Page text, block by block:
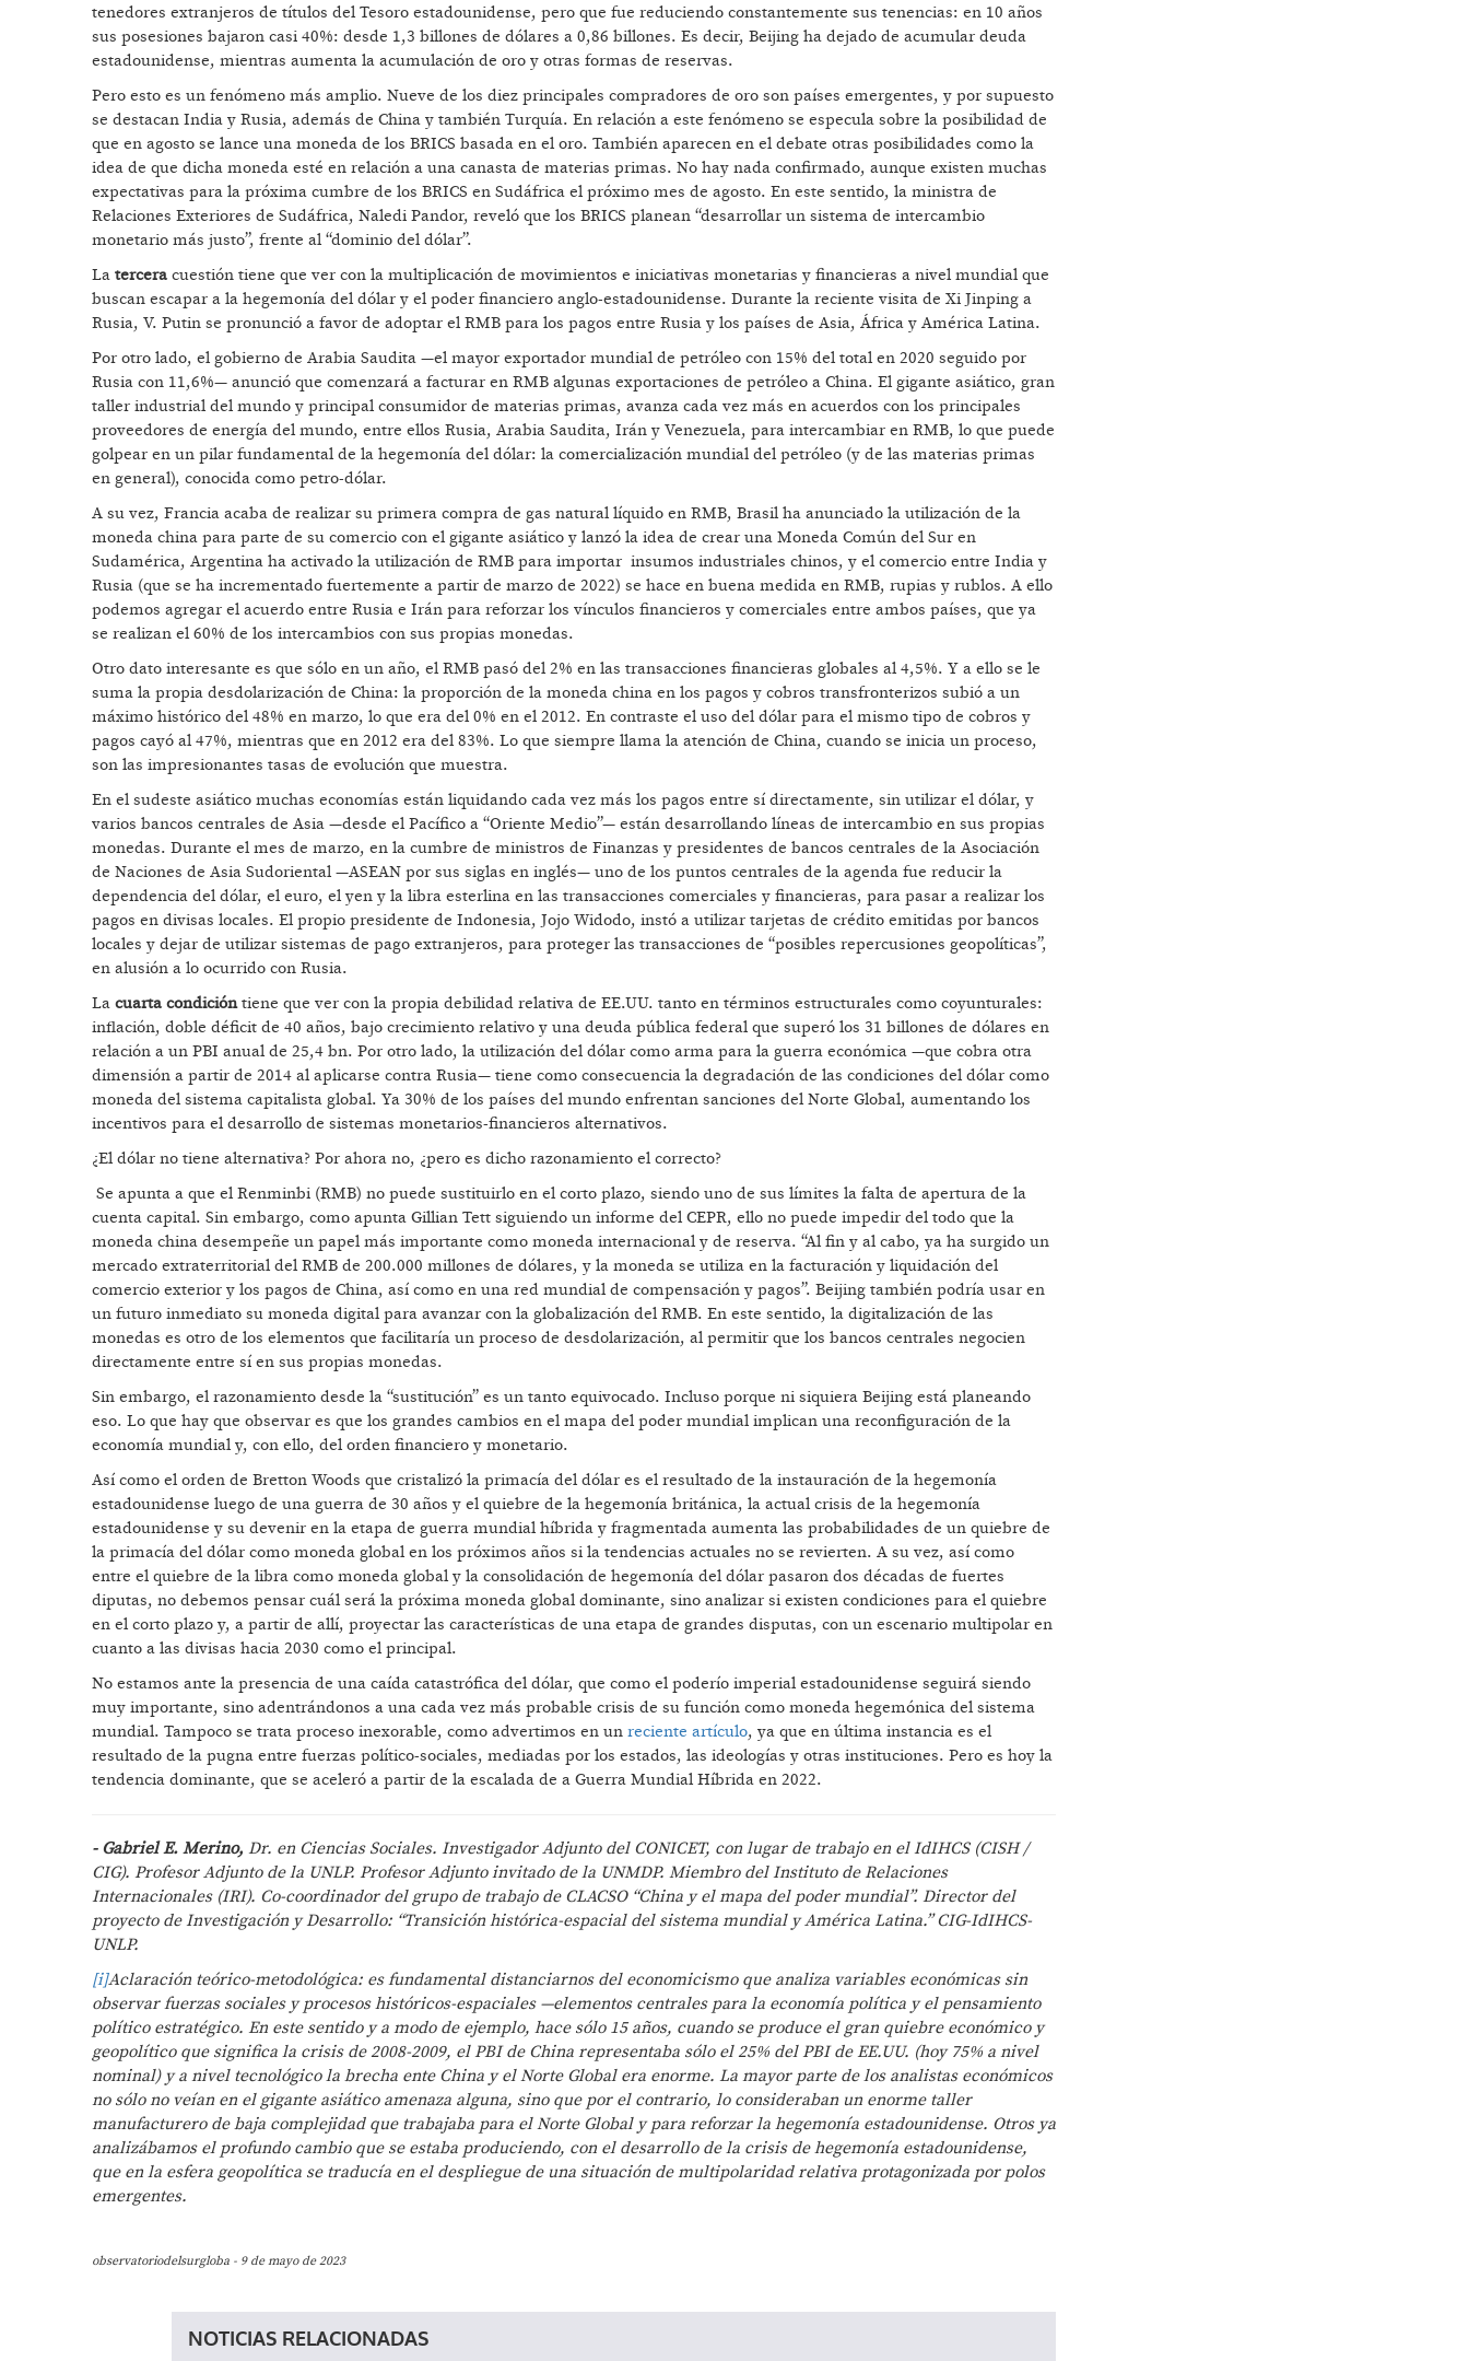
tenedores extranjeros de títulos del Tesoro estadounidense, pero que fue reduciendo constantemente sus tenencias: en 10 años
sus posesiones bajaron casi 40%: desde 1,3 billones de dólares a 0,86 billones. Es decir, Beijing ha dejado de acumular deuda
estadounidense, mientras aumenta la acumulación de oro y otras formas de reservas.
Pero esto es un fenómeno más amplio. Nueve de los diez principales compradores de oro son países emergentes, y por supuesto
se destacan India y Rusia, además de China y también Turquía. En relación a este fenómeno se especula sobre la posibilidad de
que en agosto se lance una moneda de los BRICS basada en el oro. También aparecen en el debate otras posibilidades como la
idea de que dicha moneda esté en relación a una canasta de materias primas. No hay nada confirmado, aunque existen muchas
expectativas para la próxima cumbre de los BRICS en Sudáfrica el próximo mes de agosto. En este sentido, la ministra de
Relaciones Exteriores de Sudáfrica, Naledi Pandor, reveló que los BRICS planean “desarrollar un sistema de intercambio
monetario más justo”, frente al “dominio del dólar”.
La tercera cuestión tiene que ver con la multiplicación de movimientos e iniciativas monetarias y financieras a nivel mundial que
buscan escapar a la hegemonía del dólar y el poder financiero anglo-estadounidense. Durante la reciente visita de Xi Jinping a
Rusia, V. Putin se pronunció a favor de adoptar el RMB para los pagos entre Rusia y los países de Asia, África y América Latina.
Por otro lado, el gobierno de Arabia Saudita —el mayor exportador mundial de petróleo con 15% del total en 2020 seguido por
Rusia con 11,6%— anunció que comenzará a facturar en RMB algunas exportaciones de petróleo a China. El gigante asiático, gran
taller industrial del mundo y principal consumidor de materias primas, avanza cada vez más en acuerdos con los principales
proveedores de energía del mundo, entre ellos Rusia, Arabia Saudita, Irán y Venezuela, para intercambiar en RMB, lo que puede
golpear en un pilar fundamental de la hegemonía del dólar: la comercialización mundial del petróleo (y de las materias primas
en general), conocida como petro-dólar.
A su vez, Francia acaba de realizar su primera compra de gas natural líquido en RMB, Brasil ha anunciado la utilización de la
moneda china para parte de su comercio con el gigante asiático y lanzó la idea de crear una Moneda Común del Sur en
Sudamérica, Argentina ha activado la utilización de RMB para importar insumos industriales chinos, y el comercio entre India y
Rusia (que se ha incrementado fuertemente a partir de marzo de 2022) se hace en buena medida en RMB, rupias y rublos. A ello
podemos agregar el acuerdo entre Rusia e Irán para reforzar los vínculos financieros y comerciales entre ambos países, que ya
se realizan el 60% de los intercambios con sus propias monedas.
Otro dato interesante es que sólo en un año, el RMB pasó del 2% en las transacciones financieras globales al 4,5%. Y a ello se le
suma la propia desdolarización de China: la proporción de la moneda china en los pagos y cobros transfronterizos subió a un
máximo histórico del 48% en marzo, lo que era del 0% en el 2012. En contraste el uso del dólar para el mismo tipo de cobros y
pagos cayó al 47%, mientras que en 2012 era del 83%. Lo que siempre llama la atención de China, cuando se inicia un proceso,
son las impresionantes tasas de evolución que muestra.
En el sudeste asiático muchas economías están liquidando cada vez más los pagos entre sí directamente, sin utilizar el dólar, y
varios bancos centrales de Asia —desde el Pacífico a “Oriente Medio”— están desarrollando líneas de intercambio en sus propias
monedas. Durante el mes de marzo, en la cumbre de ministros de Finanzas y presidentes de bancos centrales de la Asociación
de Naciones de Asia Sudoriental —ASEAN por sus siglas en inglés— uno de los puntos centrales de la agenda fue reducir la
dependencia del dólar, el euro, el yen y la libra esterlina en las transacciones comerciales y financieras, para pasar a realizar los
pagos en divisas locales. El propio presidente de Indonesia, Jojo Widodo, instó a utilizar tarjetas de crédito emitidas por bancos
locales y dejar de utilizar sistemas de pago extranjeros, para proteger las transacciones de “posibles repercusiones geopolíticas”,
en alusión a lo ocurrido con Rusia.
La cuarta condicióntiene que ver con la propia debilidad relativa de EE.UU. tanto en términos estructurales como coyunturales:
inflación, doble déficit de 40 años, bajo crecimiento relativo y una deuda pública federal que superó los 31 billones de dólares en
relación a un PBI anual de 25,4 bn. Por otro lado, la utilización del dólar como arma para la guerra económica —que cobra otra
dimensión a partir de 2014 al aplicarse contra Rusia— tiene como consecuencia la degradación de las condiciones del dólar como
moneda del sistema capitalista global. Ya 30% de los países del mundo enfrentan sanciones del Norte Global, aumentando los
incentivos para el desarrollo de sistemas monetarios-financieros alternativos.
¿El dólar no tiene alternativa? Por ahora no, ¿pero es dicho razonamiento el correcto?
Se apunta a que el Renminbi (RMB) no puede sustituirlo en el corto plazo, siendo uno de sus límites la falta de apertura de la
cuenta capital. Sin embargo, como apunta Gillian Tett siguiendo un informe del CEPR, ello no puede impedir del todo que la
moneda china desempeñe un papel más importante como moneda internacional y de reserva. “Al fin y al cabo, ya ha surgido un
mercado extraterritorial del RMB de 200.000 millones de dólares, y la moneda se utiliza en la facturación y liquidación del
comercio exterior y los pagos de China, así como en una red mundial de compensación y pagos”. Beijing también podría usar en
un futuro inmediato su moneda digital para avanzar con la globalización del RMB. En este sentido, la digitalización de las
monedas es otro de los elementos que facilitaría un proceso de desdolarización, al permitir que los bancos centrales negocien
directamente entre sí en sus propias monedas.
Sin embargo, el razonamiento desde la “sustitución” es un tanto equivocado. Incluso porque ni siquiera Beijing está planeando
eso. Lo que hay que observar es que los grandes cambios en el mapa del poder mundial implican una reconfiguración de la
economía mundial y, con ello, del orden financiero y monetario.
Así como el orden de Bretton Woods que cristalizó la primacía del dólar es el resultado de la instauración de la hegemonía
estadounidense luego de una guerra de 30 años y el quiebre de la hegemonía británica, la actual crisis de la hegemonía
estadounidense y su devenir en la etapa de guerra mundial híbrida y fragmentada aumenta las probabilidades de un quiebre de
la primacía del dólar como moneda global en los próximos años si la tendencias actuales no se revierten. A su vez, así como
entre el quiebre de la libra como moneda global y la consolidación de hegemonía del dólar pasaron dos décadas de fuertes
diputas, no debemos pensar cuál será la próxima moneda global dominante, sino analizar si existen condiciones para el quiebre
en el corto plazo y, a partir de allí, proyectar las características de una etapa de grandes disputas, con un escenario multipolar en
cuanto a las divisas hacia 2030 como el principal.
No estamos ante la presencia de una caída catastrófica del dólar, que como el poderío imperial estadounidense seguirá siendo
muy importante, sino adentrándonos a una cada vez más probable crisis de su función como moneda hegemónica del sistema
mundial. Tampoco se trata proceso inexorable, como advertimos en un reciente artículo, ya que en última instancia es el
resultado de la pugna entre fuerzas político-sociales, mediadas por los estados, las ideologías y otras instituciones. Pero es hoy la
tendencia dominante, que se aceleró a partir de la escalada de a Guerra Mundial Híbrida en 2022.
- Gabriel E. Merino, Dr. en Ciencias Sociales. Investigador Adjunto del CONICET, con lugar de trabajo en el IdIHCS (CISH /
CIG). Profesor Adjunto de la UNLP. Profesor Adjunto invitado de la UNMDP. Miembro del Instituto de Relaciones
Internacionales (IRI). Co-coordinador del grupo de trabajo de CLACSO “China y el mapa del poder mundial”. Director del
proyecto de Investigación y Desarrollo: “Transición histórica-espacial del sistema mundial y América Latina.” CIG-IdIHCS-
UNLP.
[i]Aclaración teórico-metodológica: es fundamental distanciarnos del economicismo que analiza variables económicas sin
observar fuerzas sociales y procesos históricos-espaciales —elementos centrales para la economía política y el pensamiento
político estratégico. En este sentido y a modo de ejemplo, hace sólo 15 años, cuando se produce el gran quiebre económico y
geopolítico que significa la crisis de 2008-2009, el PBI de China representaba sólo el 25% del PBI de EE.UU. (hoy 75% a nivel
nominal) y a nivel tecnológico la brecha ente China y el Norte Global era enorme. La mayor parte de los analistas económicos
no sólo no veían en el gigante asiático amenaza alguna, sino que por el contrario, lo consideraban un enorme taller
manufacturero de baja complejidad que trabajaba para el Norte Global y para reforzar la hegemonía estadounidense. Otros ya
analizábamos el profundo cambio que se estaba produciendo, con el desarrollo de la crisis de hegemonía estadounidense,
que en la esfera geopolítica se traducía en el despliegue de una situación de multipolaridad relativa protagonizada por polos
emergentes.
observatoriodelsurgloba - 9 de mayo de 2023
NOTICIAS RELACIONADAS